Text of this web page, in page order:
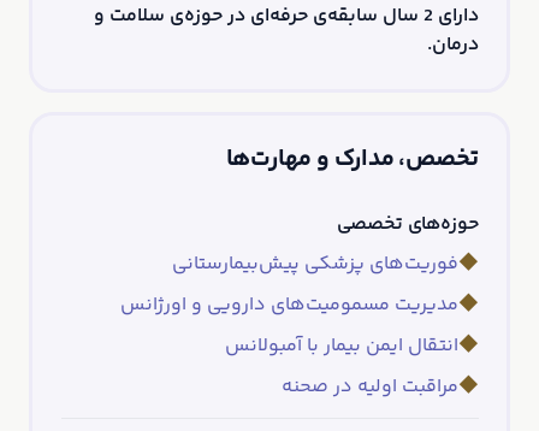
دارای 2 سال سابقه‌ی حرفه‌ای در حوزه‌ی سلامت و
درمان.
تخصص، مدارک و مهارت‌ها
حوزه‌های تخصصی
◆فوریت‌های پزشکی پیش‌بیمارستانی
◆مدیریت مسمومیت‌های دارویی و اورژانس
◆انتقال ایمن بیمار با آمبولانس
◆مراقبت اولیه در صحنه